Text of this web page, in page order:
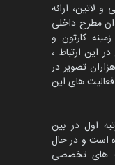
لاتین، ارائه
مطرح داخلی
کارتون و
این ارتباط ،
تصویر در
های این
اول در بین
است و در حال
های تخصصی